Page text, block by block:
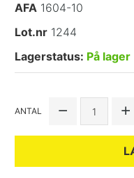
AFA 1604-10
Lot.nr 1244
Lagerstatus: På lager
ANTAL